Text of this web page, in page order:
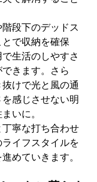
段下のデッドス
で収納を確保
生活のしやすさ
きます。さら
けで光と風の通
感じさせない明
いに。
寧な打ち合わせ
イフスタイルを
めていきます。